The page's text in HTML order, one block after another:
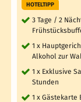
HOTELTIPP
3 Tage / 2
1 x
Alkohol zur
1 x Exklusive
Stunden
1 x Gästekarte